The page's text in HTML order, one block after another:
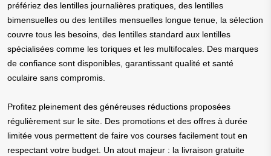
préfériez des lentilles journalières pratiques, des lentilles
bimensuelles ou des lentilles mensuelles longue tenue, la sélection
couvre tous les besoins, des lentilles standard aux lentilles
spécialisées comme les toriques et les multifocales. Des marques
de confiance sont disponibles, garantissant qualité et santé
oculaire sans compromis.
Profitez pleinement des généreuses réductions proposées
régulièrement sur le site. Des promotions et des offres à durée
limitée vous permettent de faire vos courses facilement tout en
respectant votre budget. Un atout majeur : la livraison gratuite